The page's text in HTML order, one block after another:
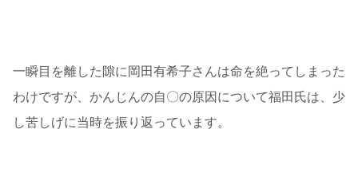
一瞬目を離した隙に岡田有希子さんは命を絶ってしまった
わけですが、かんじんの自〇の原因について福田氏は、少
し苦しげに当時を振り返っています。